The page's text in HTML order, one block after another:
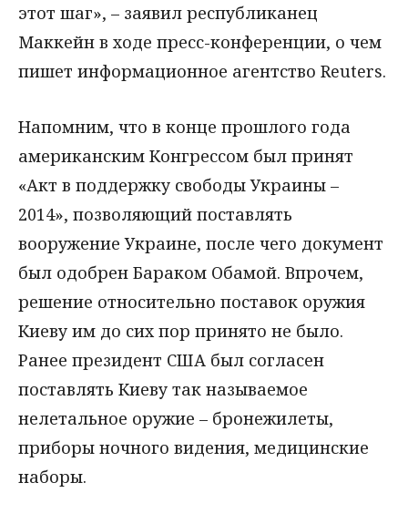
этот шаг», – заявил республиканец
Маккейн в ходе пресс-конференции, о чем
пишет информационное агентство Reuters.
Напомним, что в конце прошлого года
американским Конгрессом был принят
«Акт в поддержку свободы Украины –
2014», позволяющий поставлять
вооружение Украине, после чего документ
был одобрен Бараком Обамой. Впрочем,
решение относительно поставок оружия
Киеву им до сих пор принято не было.
Ранее президент США был согласен
поставлять Киеву так называемое
нелетальное оружие – бронежилеты,
приборы ночного видения, медицинские
наборы.